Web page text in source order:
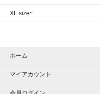
XL size~
ホーム
マイアカウント